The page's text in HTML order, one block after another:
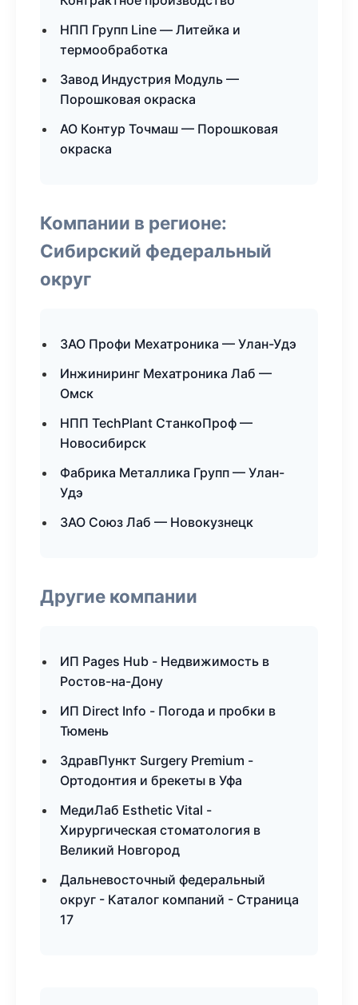
НПП Групп Line — Литейка и
термообработка
Завод Индустрия Модуль —
Порошковая окраска
АО Контур Точмаш — Порошковая
окраска
Компании в регионе:
Сибирский федеральный
округ
ЗАО Профи Мехатроника — Улан-Удэ
Инжиниринг Мехатроника Лаб —
Омск
НПП TechPlant СтанкоПроф —
Новосибирск
Фабрика Металлика Групп — Улан-
Удэ
ЗАО Союз Лаб — Новокузнецк
Другие компании
ИП Pages Hub - Недвижимость в
Ростов-на-Дону
ИП Direct Info - Погода и пробки в
Тюмень
ЗдравПункт Surgery Premium -
Ортодонтия и брекеты в Уфа
МедиЛаб Esthetic Vital -
Хирургическая стоматология в
Великий Новгород
Дальневосточный федеральный
округ - Каталог компаний - Страница
17